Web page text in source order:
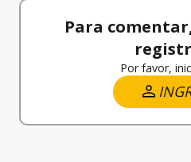
Para
Por favor,